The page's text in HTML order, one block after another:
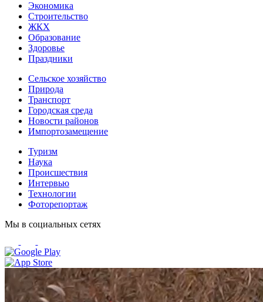
Экономика
Строительство
ЖКХ
Образование
Здоровье
Праздники
Сельское хозяйство
Природа
Транспорт
Городская среда
Новости районов
Импортозамещение
Туризм
Наука
Происшествия
Интервью
Технологии
Фоторепортаж
Мы в социальных сетях